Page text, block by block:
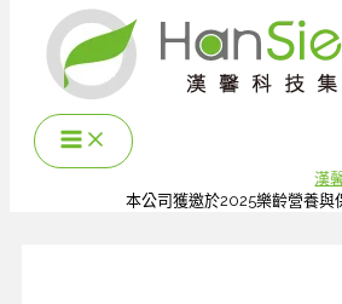
漢
本公司獲邀於2025樂齡營養與